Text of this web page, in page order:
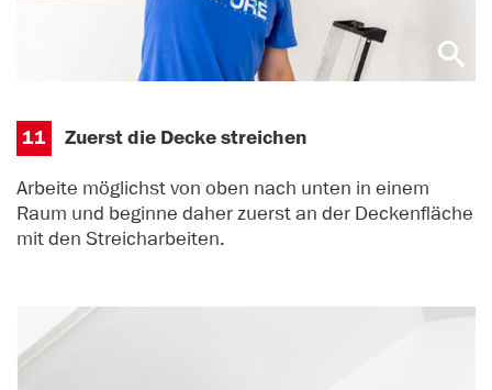
11 Zuerst die Decke streichen
Arbeite möglichst von oben nach unten in einem
Raum und beginne daher zuerst an der Deckenfläche
mit den Streicharbeiten.